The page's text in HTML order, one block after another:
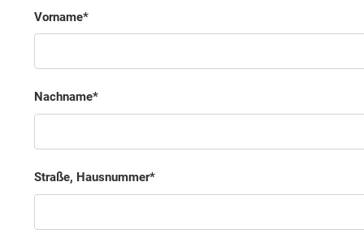
Vorname
Nachname
Straße, Hausnummer